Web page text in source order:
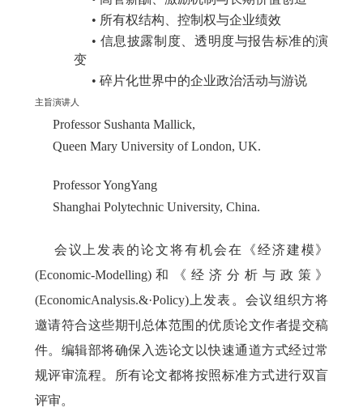
• 所有权结构、控制权与企业绩效
• 信息披露制度、透明度与报告标准的演
变
• 碎片化世界中的企业政治活动与游说
主旨演讲人
Professor Sushanta Mallick,
Queen Mary University of London, UK.
Professor YongYang
Shanghai Polytechnic University, China.
会议上发表的论文将有机会在《经济建模》
(Economic-Modelling)和《经济分析与政策》
(EconomicAnalysis.&·Policy)上发表。会议组织方将
邀请符合这些期刊总体范围的优质论文作者提交稿
件。编辑部将确保入选论文以快速通道方式经过常
规评审流程。所有论文都将按照标准方式进行双盲
评审。